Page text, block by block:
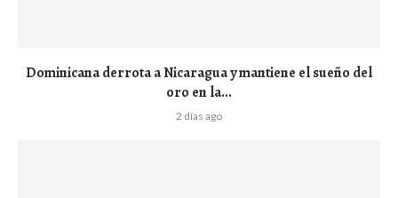
Dominicana derrota a Nicaragua y mantiene el sueño del
oro en la...
2 días ago